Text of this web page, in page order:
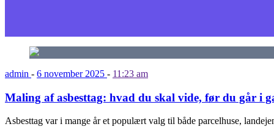
admin - 6 november 2025 - 11:23 am
Maling af asbesttag: hvad du skal vide, før du går i
Asbesttag var i mange år et populært valg til både parcelhuse,